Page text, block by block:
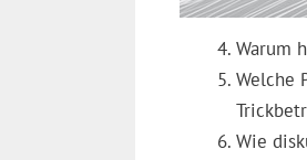
Warum
Welche
Wie